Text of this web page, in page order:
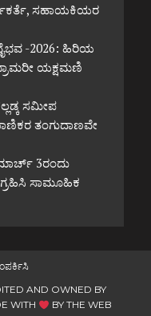
ಸಹಾಯಕಿಯರ
-2026: ಹಿರಿಯ
ಯಕ್ಷಮಣಿ
ಸಮೀಪ
ತಂಗುದಾಣವೇ
3ರಂದು
ಸಾಮೂಹಿಕ
AND OWNED BY
WITH
BY THE WEB